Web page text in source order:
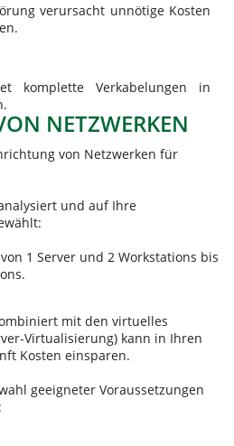
verursacht unnötige Kosten
komplette Verkabelungen in
NETZWERKEN
von Netzwerken für
und auf Ihre
1 Server und 2 Workstations bis
mit den virtuelles
Virtualisierung) kann in Ihren
Kosten einsparen.
geeigneter Voraussetzungen